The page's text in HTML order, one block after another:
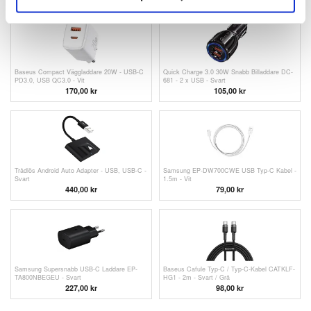
Baseus Compact Väggladdare 20W - USB-C
PD3.0, USB QC3.0 - Vit
170,00 kr
Quick Charge 3.0 30W Snabb Billaddare DC-
681 - 2 x USB - Svart
105,00 kr
Trådlös Android Auto Adapter - USB, USB-C -
Svart
440,00 kr
Samsung EP-DW700CWE USB Typ-C Kabel -
1.5m - Vit
79,00 kr
Samsung Supersnabb USB-C Laddare EP-
TA800NBEGEU - Svart
227,00 kr
Baseus Cafule Typ-C / Typ-C-Kabel CATKLF-
HG1 - 2m - Svart / Grå
98,00 kr